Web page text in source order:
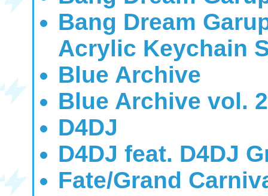
Bang Dream
Acrylic Keychain
Blue Archive
Blue Archive vol. 2
D4DJ
D4DJ feat. D4DJ
Fate/Grand